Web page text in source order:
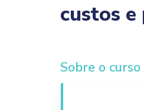
custos
Sobre o curso